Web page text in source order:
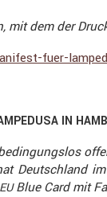
dem der
fuer​-
IN
Deutsch­land
EUBlue Card mit